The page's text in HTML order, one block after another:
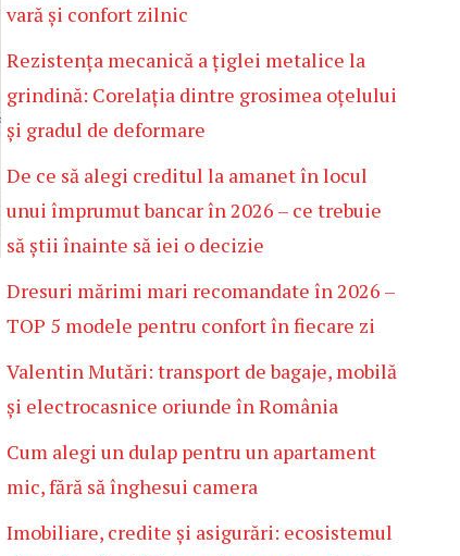
vară și confort zilnic
Rezistența mecanică a țiglei metalice la
grindină: Corelația dintre grosimea oțelului
și gradul de deformare
De ce să alegi creditul la amanet în locul
unui împrumut bancar în 2026 – ce trebuie
să știi înainte să iei o decizie
Dresuri mărimi mari recomandate în 2026 –
TOP 5 modele pentru confort în fiecare zi
Valentin Mutări: transport de bagaje, mobilă
și electrocasnice oriunde în România
Cum alegi un dulap pentru un apartament
mic, fără să înghesui camera
Imobiliare, credite și asigurări: ecosistemul